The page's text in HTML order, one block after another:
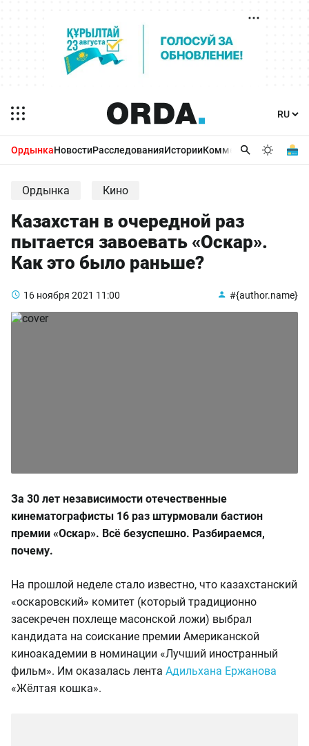
ОрдынкаНовостиРасследованияИсторииКомментарииБизнес
Ордынка Кино
Казахстан в очередной раз
пытается завоевать «Оскар».
Как это было раньше?
16 ноября 2021 11:00 #{author.name}
За 30 лет независимости отечественные
кинематографисты 16 раз штурмовали бастион
премии «Оскар». Всё безуспешно. Разбираемся,
почему.
На прошлой неделе стало известно, что казахстанский
«оскаровский» комитет (который традиционно
засекречен похлеще масонской ложи) выбрал
кандидата на соискание премии Американской
киноакадемии в номинации «Лучший иностранный
фильм». Им оказалась лента Адильхана Ержанова
«Жёлтая кошка».